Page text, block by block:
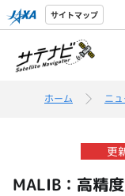
サイトマップ
ホーム ニ
更
MALIB：高精